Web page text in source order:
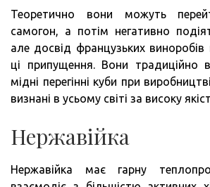
Теоретично вони можуть
самогон, а потім негативно
але досвід французьких виноробів
ці припущення. Вони традиційно
мідні перегінні куби при
визнані в усьому світі за високу
Нержавійка
Нержавійка має гарну